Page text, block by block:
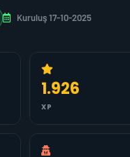
Kuruluş 17-10-2025
1.926
XP